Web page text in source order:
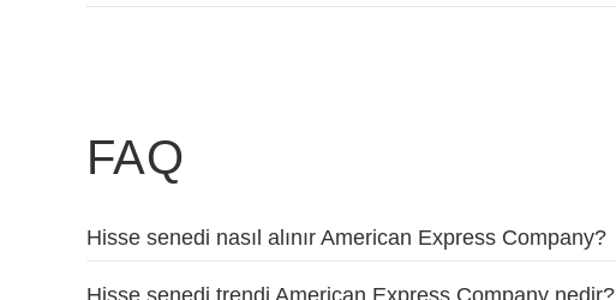
FAQ
Hisse senedi nasıl alınır American Express Company?
Hisse senedi trendi American Express Company nedir?